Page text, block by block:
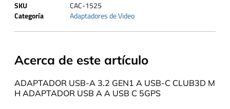
SKU
CAC-1525
Categoría
Adaptadores de Video
Acerca de este artículo
ADAPTADOR USB-A 3.2 GEN1 A USB-C CLUB3D M
H ADAPTADOR USB A A USB C 5GPS